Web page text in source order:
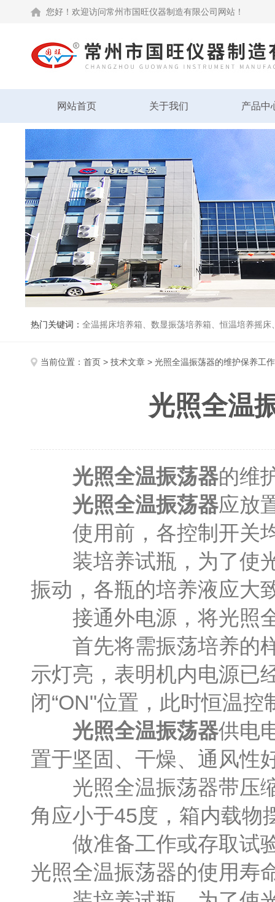
您好！欢迎访问常州市国旺仪器制造有限公司网站！
网站首页 关于我们 产品中
热门关键词： 全温摇床培养箱、数显振荡培养箱、恒温培养摇
当前位置： 首页 > 技术文章 > 光照全温振荡器的维护保养工
光照全温
光照全温振荡器的维
光照全温振荡器应放
使用前，各控制开关均
装培养试瓶，为了使光
振动，各瓶的培养液应大
接通外电源，将光照全
首先将需振荡培养的样
示灯亮，表明机内电源已
闭“ON"位置，此时恒温
光照全温振荡器供电
置于坚固、干燥、通风性
光照全温振荡器带压缩
角应小于45度，箱内载物
做准备工作或存取试验
光照全温振荡器的使用寿